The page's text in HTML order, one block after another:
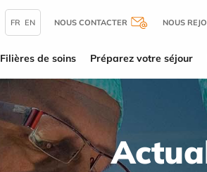
FR EN NOUS CONTACTER NOUS
Filières de soins Préparez votre séjour